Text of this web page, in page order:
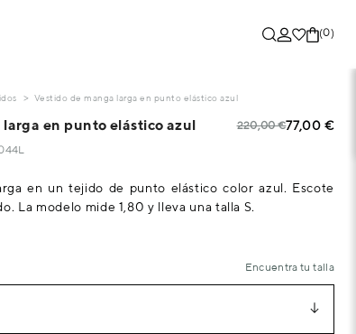
(0)
Vestido de manga larga en punto elástico azul
en punto elástico azul 220,00 €77,00 €
en un tejido de punto elástico color azul. Escote
La modelo mide 1,80 y lleva una talla S.
Encuentra tu talla